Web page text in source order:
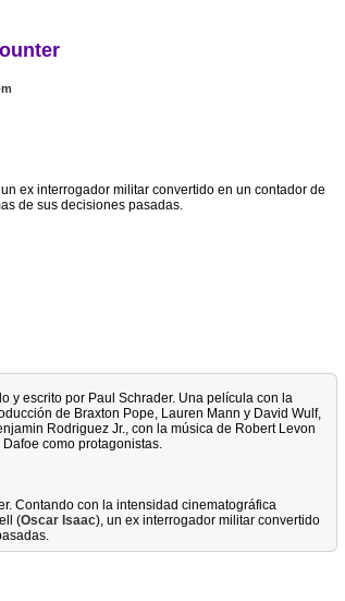
ex interrogador militar convertido en un contador de
de sus decisiones pasadas.
y escrito por Paul Schrader. Una película con la
de Braxton Pope, Lauren Mann y David Wulf,
Rodriguez Jr., con la música de Robert Levon
como protagonistas.
Contando con la intensidad cinematográfica
(Oscar Isaac), un ex interrogador militar convertido